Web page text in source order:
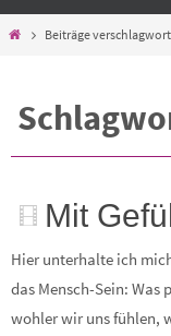
HomeBeiträge
Mit
Hier unterhalte ich
das Mensch-Sein:
wohler wir uns fühlen,